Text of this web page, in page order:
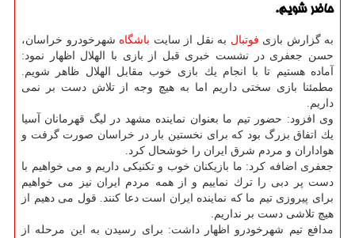
حاضر شویم.
به گزارش بازی فوتبال به نقل از سایت باشگاه شهرخودرو خراسان،
حسن جعفری در نشست خبری قبل از بازی با الهلال اظهار نمود:
آماده هستیم تا با انجام یك بازی خوب مقابل الهلال ظاهر شویم.
مطمئنا بازی سختی داریم اما به هیچ وجه از تلاش دست بر نمی
داریم.
وی افزود: حضور تیم ما بعنوان نماینده مشهد در لیگ قهرمانان آسیا
یك اتفاق بزرگ بود كه برای نخستین بار در خراسان صورت گرفت و
هواداران و مردم شرق ایران را خوشحال كرد.
جعفری اضافه كرد: ما بازیكنان خوب و تكنیكی داریم و می خواهیم با
دست پر دبی را ترك نماییم و از همه مردم ایران نیز می خواهیم
برای پیروزی تیم ما كه نماینده ایران است دعا كنند. قول می دهیم از
هیچ تلاشی دست بر نداریم.
مدافع تیم شهرخودرو اظهار داشت: برای رسیدن به این مرحله از